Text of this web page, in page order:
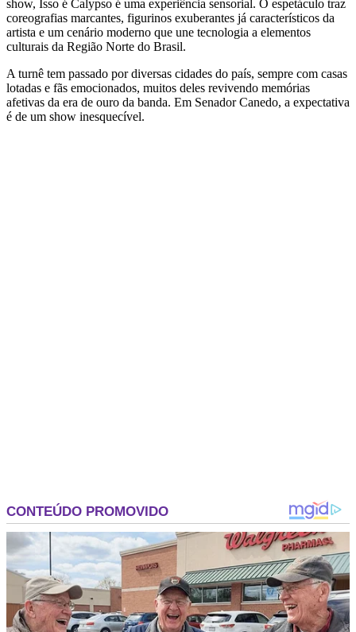
show, Isso é Calypso é uma experiência sensorial. O espetáculo traz
coreografias marcantes, figurinos exuberantes já característicos da
artista e um cenário moderno que une tecnologia a elementos
culturais da Região Norte do Brasil.
A turnê tem passado por diversas cidades do país, sempre com casas
lotadas e fãs emocionados, muitos deles revivendo memórias
afetivas da era de ouro da banda. Em Senador Canedo, a expectativa
é de um show inesquecível.